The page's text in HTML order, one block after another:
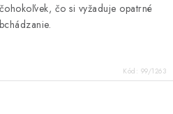
čo si vyžaduje opatrné
Kód: 99/1263